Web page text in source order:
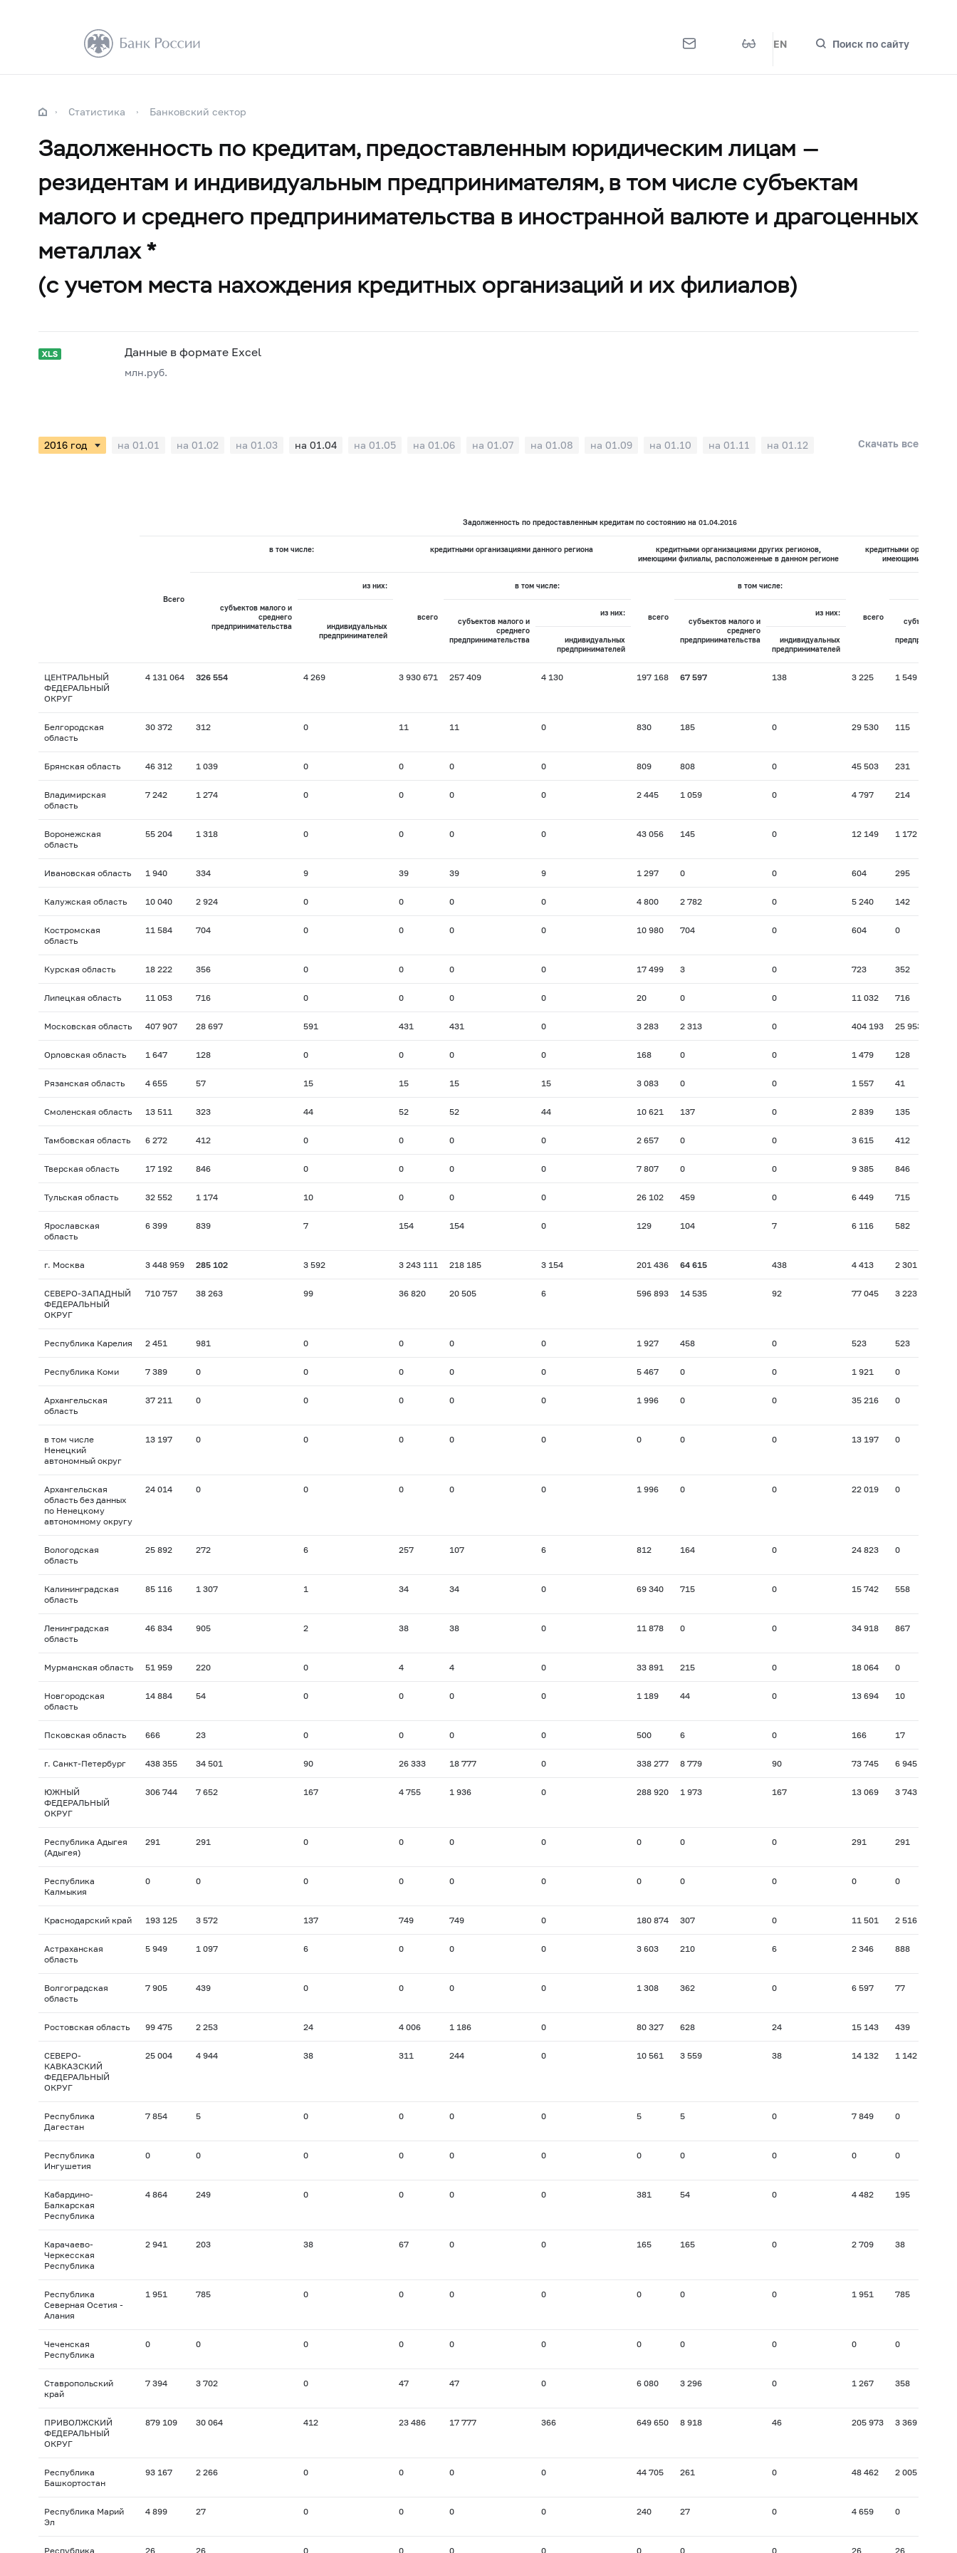
EN Поиск по сайту
Статистика Банковский сектор
Задолженность по кредитам, предоставленным юридическим лицам —
резидентам и индивидуальным предпринимателям, в том числе субъектам
малого и среднего предпринимательства в иностранной валюте и драгоценных
металлах *
(с учетом места нахождения кредитных организаций и их филиалов)
Данные в формате Excel
млн.руб.
на 01.01 на 01.02 на 01.03 на 01.04 на 01.05 на 01.06 на 01.07 на 01.08 на 01.09 на 01.10 на 01.11 на 01.12 Скачать все
Задолженность по предоставленным кредитам по состоянию на 01.04.2016
Всего
в том числе: кредитными организациями данного региона
кредитными организациями других регионов,
имеющими филиалы, расположенные в данном регионе
кредитными
имеющими
субъектов малого и
среднего
предпринимательства
из них:
всего
в том числе:
всего
в том числе:
всего
индивидуальных
предпринимателей
субъектов малого и
среднего
предпринимательства
из них:
субъектов малого и
среднего
предпринимательства
из них:
субъектов
индивидуальных
предпринимателей
индивидуальных
предпринимателей
ЦЕНТРАЛЬНЫЙ
ФЕДЕРАЛЬНЫЙ
ОКРУГ
4 131 064 326 554 4 269 3 930 671 257 409 4 130 197 168 67 597 138 3 225 1 549
Белгородская
область
30 372 312 0 11 11 0 830 185 0 29 530 115
Брянская область 46 312 1 039 0 0 0 0 809 808 0 45 503 231
Владимирская
область
7 242 1 274 0 0 0 0 2 445 1 059 0 4 797 214
Воронежская
область
55 204 1 318 0 0 0 0 43 056 145 0 12 149 1 172
Ивановская область 1 940 334 9 39 39 9 1 297 0 0 604 295
Калужская область 10 040 2 924 0 0 0 0 4 800 2 782 0 5 240 142
Костромская
область
11 584 704 0 0 0 0 10 980 704 0 604 0
Курская область 18 222 356 0 0 0 0 17 499 3 0 723 352
Липецкая область 11 053 716 0 0 0 0 20 0 0 11 032 716
Московская область 407 907 28 697 591 431 431 0 3 283 2 313 0 404 193 25 953
Орловская область 1 647 128 0 0 0 0 168 0 0 1 479 128
Рязанская область 4 655 57 15 15 15 15 3 083 0 0 1 557 41
Смоленская область 13 511 323 44 52 52 44 10 621 137 0 2 839 135
Тамбовская область 6 272 412 0 0 0 0 2 657 0 0 3 615 412
Тверская область 17 192 846 0 0 0 0 7 807 0 0 9 385 846
Тульская область 32 552 1 174 10 0 0 0 26 102 459 0 6 449 715
Ярославская
область
6 399 839 7 154 154 0 129 104 7 6 116 582
г. Москва 3 448 959 285 102 3 592 3 243 111 218 185 3 154 201 436 64 615 438 4 413 2 301
СЕВЕРО-ЗАПАДНЫЙ
ФЕДЕРАЛЬНЫЙ
ОКРУГ
710 757 38 263 99 36 820 20 505 6 596 893 14 535 92 77 045 3 223
Республика Карелия 2 451 981 0 0 0 0 1 927 458 0 523 523
Республика Коми 7 389 0 0 0 0 0 5 467 0 0 1 921 0
Архангельская
область
37 211 0 0 0 0 0 1 996 0 0 35 216 0
в том числе
Ненецкий
автономный округ
13 197 0 0 0 0 0 0 0 0 13 197 0
Архангельская
область без данных
по Ненецкому
автономному округу
24 014 0 0 0 0 0 1 996 0 0 22 019 0
Вологодская
область
25 892 272 6 257 107 6 812 164 0 24 823 0
Калининградская
область
85 116 1 307 1 34 34 0 69 340 715 0 15 742 558
Ленинградская
область
46 834 905 2 38 38 0 11 878 0 0 34 918 867
Мурманская область 51 959 220 0 4 4 0 33 891 215 0 18 064 0
Новгородская
область
14 884 54 0 0 0 0 1 189 44 0 13 694 10
Псковская область 666 23 0 0 0 0 500 6 0 166 17
г. Санкт-Петербург 438 355 34 501 90 26 333 18 777 0 338 277 8 779 90 73 745 6 945
ЮЖНЫЙ
ФЕДЕРАЛЬНЫЙ
ОКРУГ
306 744 7 652 167 4 755 1 936 0 288 920 1 973 167 13 069 3 743
Республика Адыгея
(Адыгея)
291 291 0 0 0 0 0 0 0 291 291
Республика
Калмыкия
0 0 0 0 0 0 0 0 0 0 0
Краснодарский край 193 125 3 572 137 749 749 0 180 874 307 0 11 501 2 516
Астраханская
область
5 949 1 097 6 0 0 0 3 603 210 6 2 346 888
Волгоградская
область
7 905 439 0 0 0 0 1 308 362 0 6 597 77
Ростовская область 99 475 2 253 24 4 006 1 186 0 80 327 628 24 15 143 439
СЕВЕРО-
КАВКАЗСКИЙ
ФЕДЕРАЛЬНЫЙ
ОКРУГ
25 004 4 944 38 311 244 0 10 561 3 559 38 14 132 1 142
Республика
Дагестан
7 854 5 0 0 0 0 5 5 0 7 849 0
Республика
Ингушетия
0 0 0 0 0 0 0 0 0 0 0
Кабардино-
Балкарская
Республика
4 864 249 0 0 0 0 381 54 0 4 482 195
Карачаево-
Черкесская
Республика
2 941 203 38 67 0 0 165 165 0 2 709 38
Республика
Северная Осетия -
Алания
1 951 785 0 0 0 0 0 0 0 1 951 785
Чеченская
Республика
0 0 0 0 0 0 0 0 0 0 0
Ставропольский
край
7 394 3 702 0 47 47 0 6 080 3 296 0 1 267 358
ПРИВОЛЖСКИЙ
ФЕДЕРАЛЬНЫЙ
ОКРУГ
879 109 30 064 412 23 486 17 777 366 649 650 8 918 46 205 973 3 369
Республика
Башкортостан
93 167 2 266 0 0 0 0 44 705 261 0 48 462 2 005
Республика Марий
Эл
4 899 27 0 0 0 0 240 27 0 4 659 0
Республика 26 26 0 0 0 0 0 0 0 26 26